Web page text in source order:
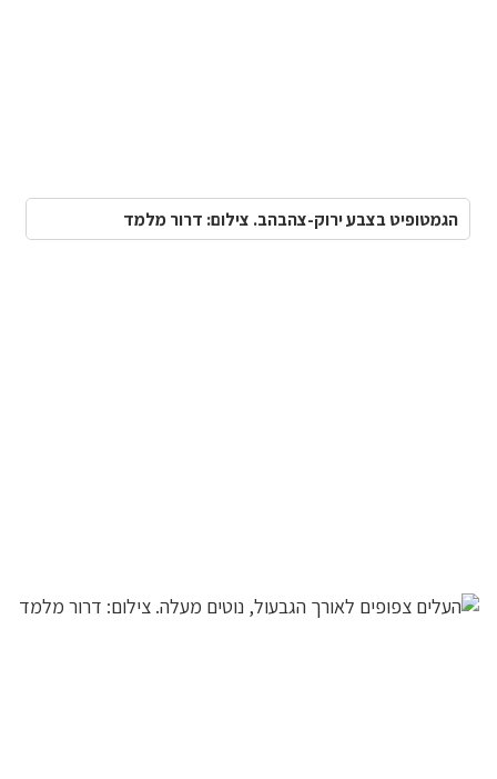
הגמטופיט בצבע ירוק-צהבהב. צילום: דרור מלמד